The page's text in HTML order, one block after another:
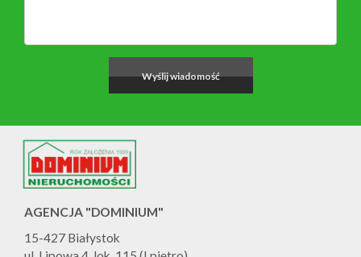
AGENCJA "DOMINIUM"
15-427 Białystok